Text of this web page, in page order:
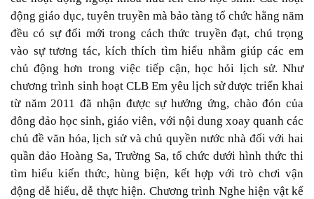
động giáo dục, tuyên truyền mà bảo tàng tổ chức hằng năm
đều có sự đổi mới trong cách thức truyền đạt, chú trọng
vào sự tương tác, kích thích tìm hiểu nhằm giúp các em
chủ động hơn trong việc tiếp cận, học hỏi lịch sử. Như
chương trình sinh hoạt CLB Em yêu lịch sử được triển khai
từ năm 2011 đã nhận được sự hưởng ứng, chào đón của
đông đảo học sinh, giáo viên, với nội dung xoay quanh các
chủ đề văn hóa, lịch sử và chủ quyền nước nhà đối với hai
quần đảo Hoàng Sa, Trường Sa, tổ chức dưới hình thức thi
tìm hiểu kiến thức, hùng biện, kết hợp với trò chơi vận
động dễ hiểu, dễ thực hiện. Chương trình Nghe hiện vật kể